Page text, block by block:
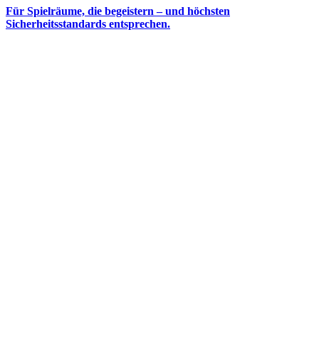
Für Spielräume, die begeistern – und höchsten
Sicherheitsstandards entsprechen.